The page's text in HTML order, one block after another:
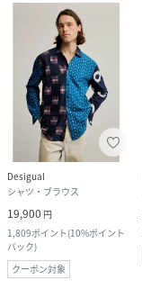
Desigual
シャツ・ブラウス
19,900 円
1,809ポイント(10%ポイント
バック)
クーポン対象